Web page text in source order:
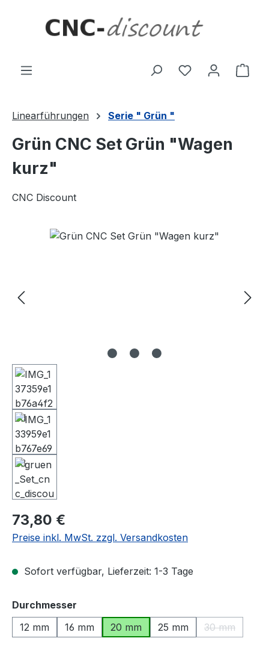
Linearführungen Serie " Grün "
Grün CNC Set Grün "Wagen
kurz"
CNC Discount
Bildergalerie überspringen
Regulärer Preis:
73,80 €
Preise inkl. MwSt. zzgl. Versandkosten
Sofort verfügbar, Lieferzeit: 1-3 Tage
Durchmesser
12 mm
16 mm 20 mm 25 mm 30 mm
(Diese